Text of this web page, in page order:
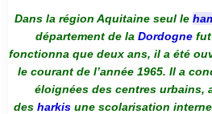
Dans la région Aquitaine seul le
département de la Dordogne fut
fonctionna que deux ans, il a été
le courant de l’année 1965. Il a
éloignées des centres urbains,
des harkis une scolarisation